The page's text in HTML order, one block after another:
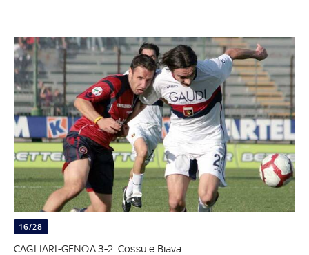
16/28
CAGLIARI-GENOA 3-2. Cossu e Biava